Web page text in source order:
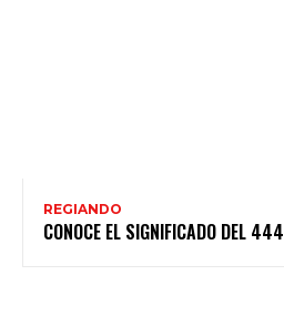
REGIANDO
CONOCE EL SIGNIFICADO DEL 444